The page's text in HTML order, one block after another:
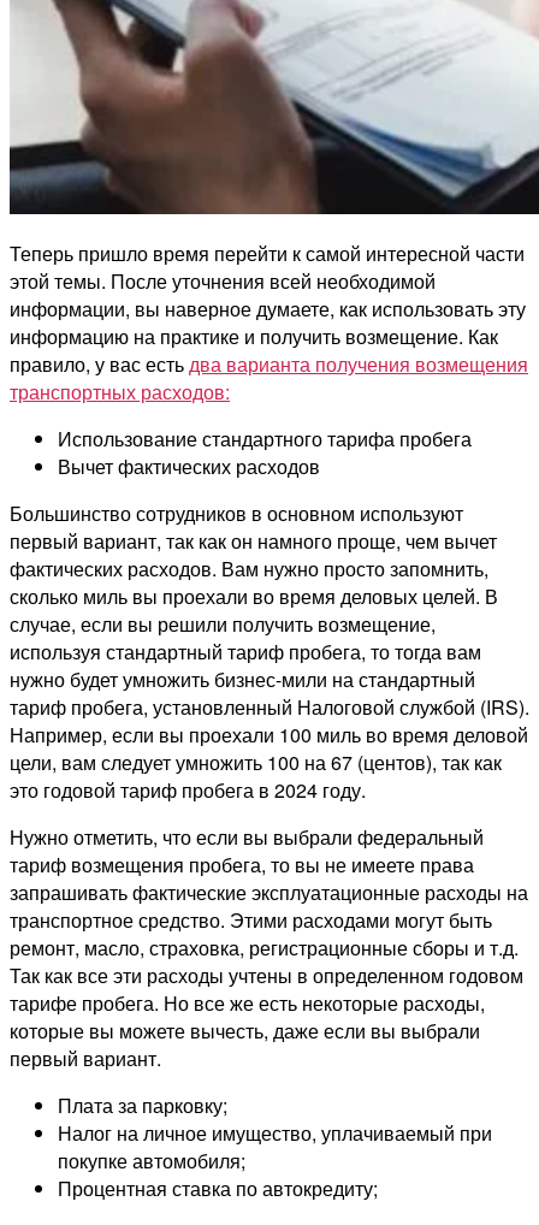
Теперь пришло время перейти к самой интересной части
этой темы. После уточнения всей необходимой
информации, вы наверное думаете, как использовать эту
информацию на практике и получить возмещение. Как
правило, у вас естьдва варианта получения возмещения
транспортных расходов:
Использование стандартного тарифа пробега
Вычет фактических расходов
Большинство сотрудников в основном используют
первый вариант, так как он намного проще, чем вычет
фактических расходов. Вам нужно просто запомнить,
сколько миль вы проехали во время деловых целей. В
случае, если вы решили получить возмещение,
используя стандартный тариф пробега, то тогда вам
нужно будет умножить бизнес-мили на стандартный
тариф пробега, установленный Налоговой службой (IRS).
Например, если вы проехали 100 миль во время деловой
цели, вам следует умножить 100 на 67 (центов), так как
это годовой тариф пробега в 2024 году.
Нужно отметить, что если вы выбрали федеральный
тариф возмещения пробега, то вы не имеете права
запрашивать фактические эксплуатационные расходы на
транспортное средство. Этими расходами могут быть
ремонт, масло, страховка, регистрационные сборы и т.д.
Так как все эти расходы учтены в определенном годовом
тарифе пробега. Но все же есть некоторые расходы,
которые вы можете вычесть, даже если вы выбрали
первый вариант.
Плата за парковку;
Налог на личное имущество, уплачиваемый при
покупке автомобиля;
Процентная ставка по автокредиту;